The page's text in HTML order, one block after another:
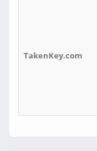
TakenKey.com